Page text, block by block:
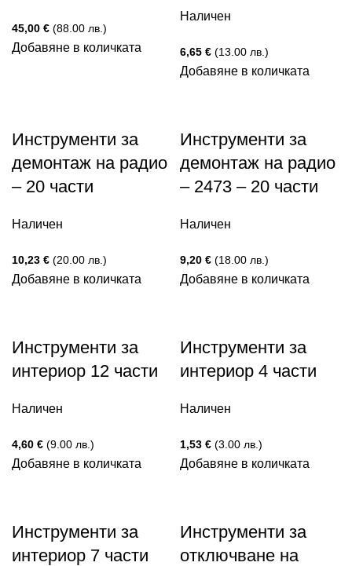
45,00 € (88.00 лв.)
Добавяне в количката
Наличен
6,65 € (13.00 лв.)
Добавяне в количката
Инструменти за
демонтаж на радио
– 20 части
Наличен
10,23 € (20.00 лв.)
Добавяне в количката
Инструменти за
демонтаж на радио
– 2473 – 20 части
Наличен
9,20 € (18.00 лв.)
Добавяне в количката
Инструменти за
интериор 12 части
Наличен
4,60 € (9.00 лв.)
Добавяне в количката
Инструменти за
интериор 4 части
Наличен
1,53 € (3.00 лв.)
Добавяне в количката
Инструменти за
интериор 7 части
Инструменти за
отключване на